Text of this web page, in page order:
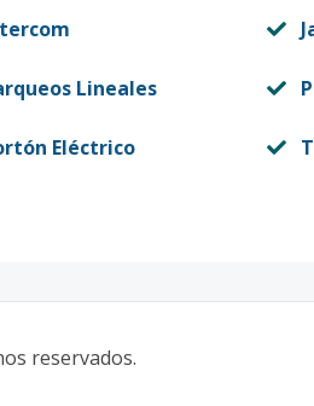
Lineales
Eléctrico
reservados.